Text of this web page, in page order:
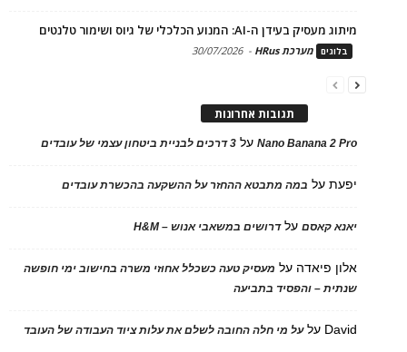
מיתוג מעסיק בעידן ה-AI: המנוע הכלכלי של גיוס ושימור טלנטים
בלוגים מערכת HRus -
30/07/2026
תגובות אחרונות
Nano Banana 2 Proעל 3 דרכים לבניית ביטחון עצמי של עובדים
יפעתעל במה מתבטא ההחזר על ההשקעה בהכשרת עובדים
יאנא קאסםעלדרושים במשאבי אנוש – H&M
אלון פיאדה על מעסיק טעה כשכלל אחוזי משרה בחישוב ימי חופשה
שנתית – והפסיד בתביעה
David עלעל מי חלה החובה לשלם את עלות ציוד העבודה של העובד